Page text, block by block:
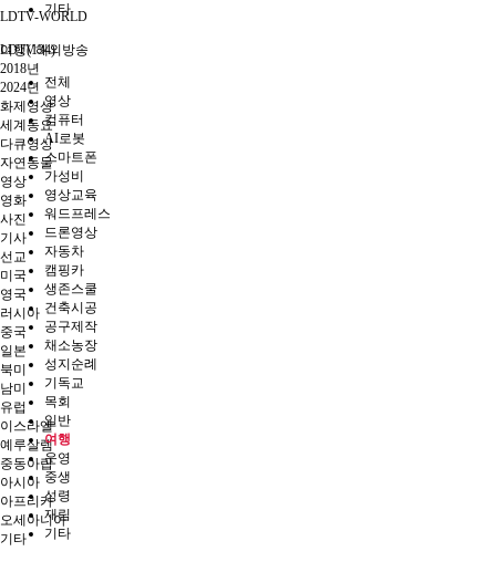
LDTV-WORLD
LDTV해외방송
2018년
2024년
화제영상
세계동요
다큐영상
자연동물
영상
영화
사진
기사
선교
미국
영국
러시아
중국
일본
북미
남미
유럽
이스라엘
예루살렘
중동아랍
아시아
아프리카
오세아니아
기타
기타
여행(134)
전체
영상
컴퓨터
AI로봇
스마트폰
가성비
영상교육
워드프레스
드론영상
자동차
캠핑카
생존스쿨
건축시공
공구제작
채소농장
성지순례
기독교
목회
일반
여행
운영
중생
성령
재림
기타